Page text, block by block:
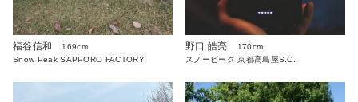
福谷信和
169cm
Snow Peak SAPPORO FACTORY
野口 皓亮
170cm
スノーピーク 京都高島屋S.C.